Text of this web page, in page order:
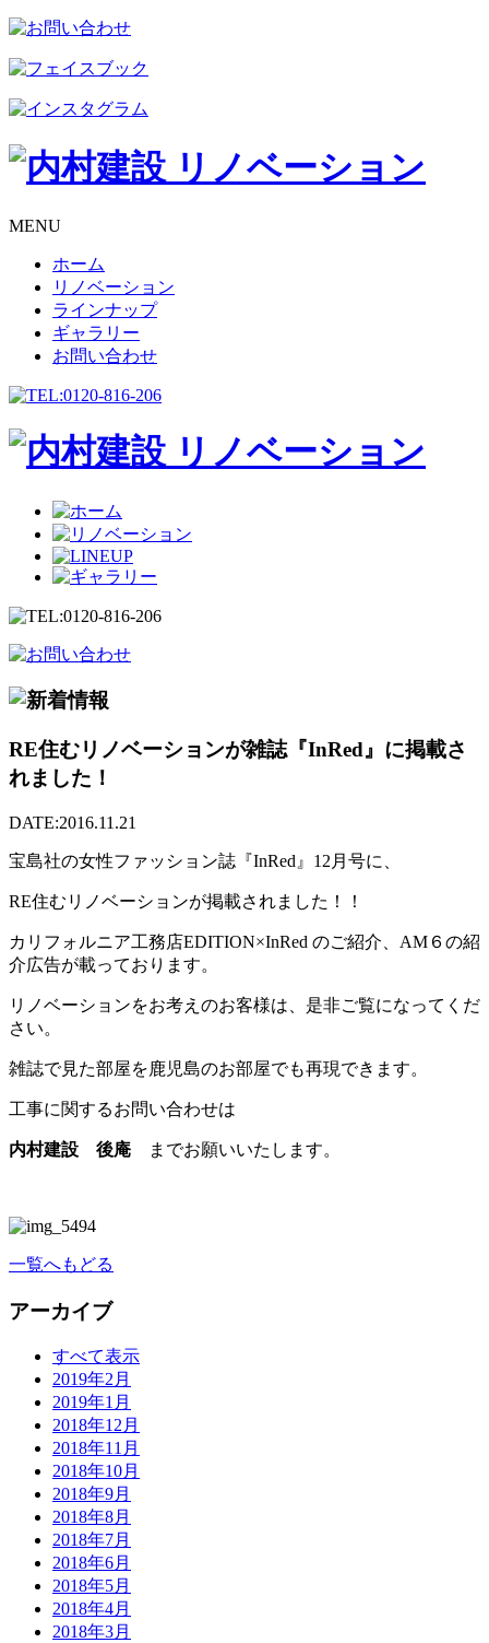
MENU
ホーム
リノベーション
ラインナップ
ギャラリー
お問い合わせ
RE住むリノベーションが雑誌『InRed』に掲載さ
れました！
DATE:2016.11.21
宝島社の女性ファッション誌『InRed』12月号に、
RE住むリノベーションが掲載されました！！
カリフォルニア工務店EDITION×InRed のご紹介、AM６の紹
介広告が載っております。
リノベーションをお考えのお客様は、是非ご覧になってくだ
さい。
雑誌で見た部屋を鹿児島のお部屋でも再現できます。
工事に関するお問い合わせは
内村建設 後庵 までお願いいたします。
一覧へもどる
アーカイブ
すべて表示
2019年2月
2019年1月
2018年12月
2018年11月
2018年10月
2018年9月
2018年8月
2018年7月
2018年6月
2018年5月
2018年4月
2018年3月